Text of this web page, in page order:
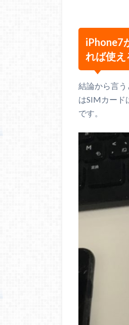
iPhone7
れば使え
結論から言う
はSIMカード
です。